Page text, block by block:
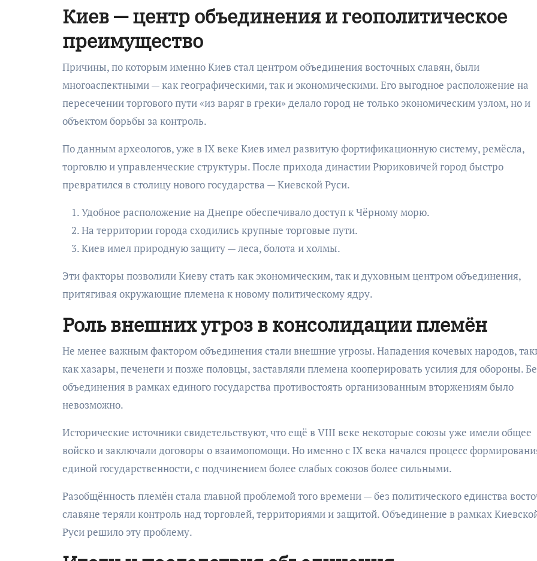
Киев — центр объединения и геополитическое
преимущество
Причины, по которым именно Киев стал центром объединения восточных славян, были
многоаспектными — как географическими, так и экономическими. Его выгодное расположение на
пересечении торгового пути «из варяг в греки» делало город не только экономическим узлом, но и
объектом борьбы за контроль.
По данным археологов, уже в IX веке Киев имел развитую фортификационную систему, ремёсла,
торговлю и управленческие структуры. После прихода династии Рюриковичей город быстро
превратился в столицу нового государства — Киевской Руси.
Удобное расположение на Днепре обеспечивало доступ к Чёрному морю.
На территории города сходились крупные торговые пути.
Киев имел природную защиту — леса, болота и холмы.
Эти факторы позволили Киеву стать как экономическим, так и духовным центром объединения,
притягивая окружающие племена к новому политическому ядру.
Роль внешних угроз в консолидации племён
Не менее важным фактором объединения стали внешние угрозы. Нападения кочевых народов,
как хазары, печенеги и позже половцы, заставляли племена кооперировать усилия для обороны.
объединения в рамках единого государства противостоять организованным вторжениям было
невозможно.
Исторические источники свидетельствуют, что ещё в VIII веке некоторые союзы уже имели общее
войско и заключали договоры о взаимопомощи. Но именно с IX века начался процесс
единой государственности, с подчинением более слабых союзов более сильными.
Разобщённость племён стала главной проблемой того времени — без политического единства
славяне теряли контроль над торговлей, территориями и защитой. Объединение в рамках
Руси решило эту проблему.